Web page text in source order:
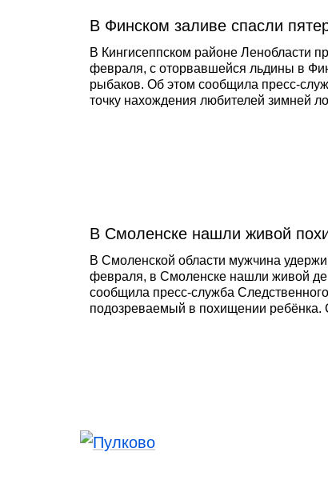
В Финском заливе спасли
В Кингисеппском районе Ленобласти
февраля, с оторвавшейся льдины в
рыбаков. Об этом сообщила пресс-
точку нахождения любителей зимней
В Смоленске нашли живой
В Смоленской области мужчина
февраля, в Смоленске нашли живой
сообщила пресс-служба
подозреваемый в похищении ребёнка.